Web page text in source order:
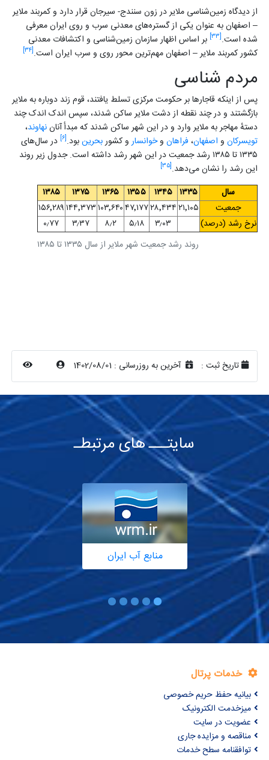
از دیدگاه زمین‌شناسی ملایر در زون سنندج- سیرجان قرار دارد و کمربند ملایر
– اصفهان به عنوان یکی از گستره‌های معدنی سرب و روی ایران معرفی
شده است.[۳۳]
بر اساس اظهار سازمان زمین‌شناسی و اکتشافات معدنی
کشور کمربند ملایر – اصفهان مهم‌ترین محور روی و سرب ایران است.[۳۴]
مردم شناسی
پس از اینکه قاجارها بر حکومت مرکزی تسلط یافتند، قوم زند دوباره به ملایر
بازگشتند و در چند نقطه از دشت ملایر ساکن شدند، سپس اندک اندک چند
دستهٔ مهاجر به ملایر وارد و در این شهر ساکن شدند که مبدأ آناننهاوند،
تویسرکان و اصفهان، فراهان وخوانسار و کشوربحرینبود.[۶]
در سال‌های
۱۳۳۵ تا ۱۳۸۵ رشد جمعیت در این شهر رشد داشته است. جدول زیر روند
این رشد را نشان می‌دهد.[۳۵]
روند رشد جمعیت شهر ملایر از سال ۱۳۳۵ تا ۱۳۸۵
سال ۱۳۳۵ ۱۳۴۵ ۱۳۵۵ ۱۳۶۵ ۱۳۷۵
۱۳۸۵
جمعیت
۲۱٬۱۰۵۲۸٬۴۳۴۴۷٬۱۷۷۱۰۳٬۶۴۰۱۴۴٬۳۷۳۱۵۶٬۲۸۹
نرخ رشد (درصد)
۳٫۰۳ ۵٫۱۸ ۸٫۲ ۳٫۳۷ ۰٫۷۷
تاریخ ثبت : آخرین به روزرسانی : 1402/08/01
سایتـــ های مرتبطـ
منابع آب ایران
خدمات پرتال
بیانیه حفظ حریم خصوصی
میزخدمت الکترونیک
عضویت در سایت
مناقصه و مزایده جاری
توافقنامه سطح خدمات